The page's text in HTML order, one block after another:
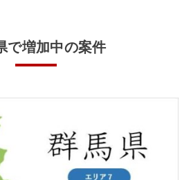
で増加中の案件